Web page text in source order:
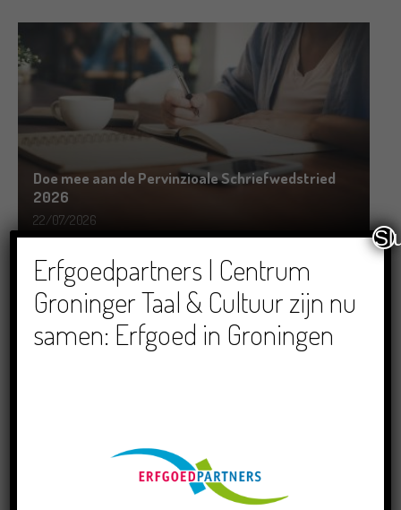
Doe mee aan de Pervinzioale Schriefwedstried
2026
22/07/2026
Erfgoedpartners | Centrum
Groninger Taal & Cultuur zijn nu
samen: Erfgoed in Groningen